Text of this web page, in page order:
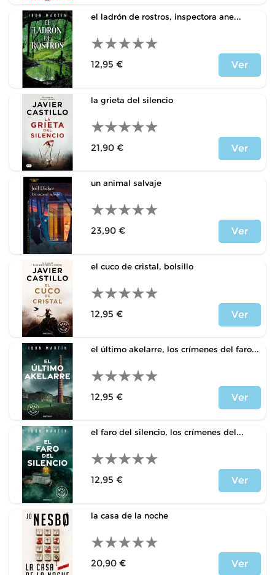
el ladrón de rostros, inspectora ane...
12,95 €
Ver
la grieta del silencio
21,90 €
Ver
un animal salvaje
23,90 €
Ver
el cuco de cristal, bolsillo
12,95 €
Ver
el último akelarre, los crímenes del faro...
12,95 €
Ver
el faro del silencio, los crímenes del...
12,95 €
Ver
la casa de la noche
20,90 €
Ver